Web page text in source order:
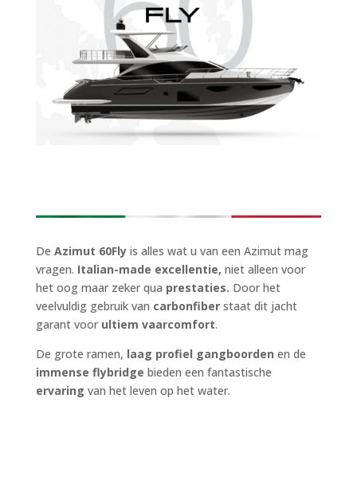
De Azimut 60Flyis alles wat u van een Azimut mag
vragen. Italian-made excellentie, niet alleen voor
het oog maar zeker qua prestaties. Door het
veelvuldig gebruik van carbonfiberstaat dit jacht
garant voor ultiem vaarcomfort.
De grote ramen, laag profiel gangboorden en de
immense flybridge bieden een fantastische
ervaring van het leven op het water.